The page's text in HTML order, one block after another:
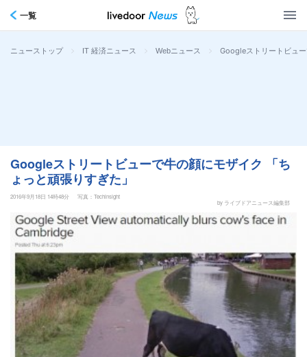
一覧
ニューストップ > IT 経済ニュース > Webニュース > Googleストリートビュ
Googleストリートビューで牛の顔にモザイク 「ち
ょっと頑張りすぎた」
2016年9月18日 14時48分
写真：Techinsight
by ライブドアニュース編集部